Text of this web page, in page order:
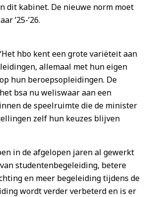
dit kabinet. De nieuwe norm moet
’25-’26.
hbo kent een grote variëteit aan
allemaal met hun eigen
hun beroepsopleidingen. De
bsa nu weliswaar aan een
de speelruimte die de minister
zelf hun keuzes blijven
in de afgelopen jaren al gewerkt
studentenbegeleiding, betere
en meer begeleiding tijdens de
wordt verder verbeterd en is er